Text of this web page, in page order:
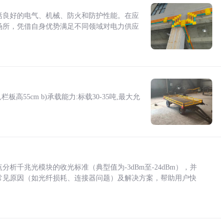
好的电气、机械、防火和防护性能。在应
，凭借自身优势满足不同领域对电力供应
板高55cm b)承载能力:标载30-35吨,最大允
析千兆光模块的收光标准（典型值为-3dBm至-24dBm），并
原因（如光纤损耗、连接器问题）及解决方案，帮助用户快